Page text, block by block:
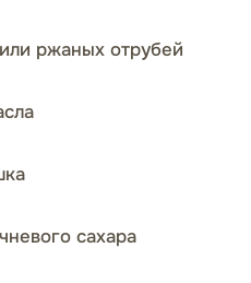
ржаных отрубей
сахара